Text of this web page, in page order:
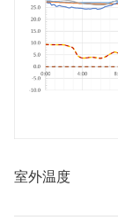
室外温度